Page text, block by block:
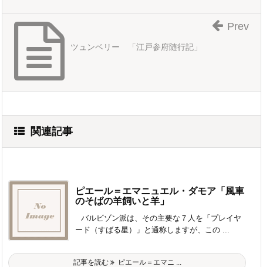
ツュンベリー 「江戸参府随行記」
Prev
関連記事
ピエール＝エマニュエル・ダモア「風車
のそばの羊飼いと羊」
バルビゾン派は、その主要な７人を「プレイヤ
ード（すばる星）」と通称しますが、この ...
記事を読む ピエール＝エマニ ...